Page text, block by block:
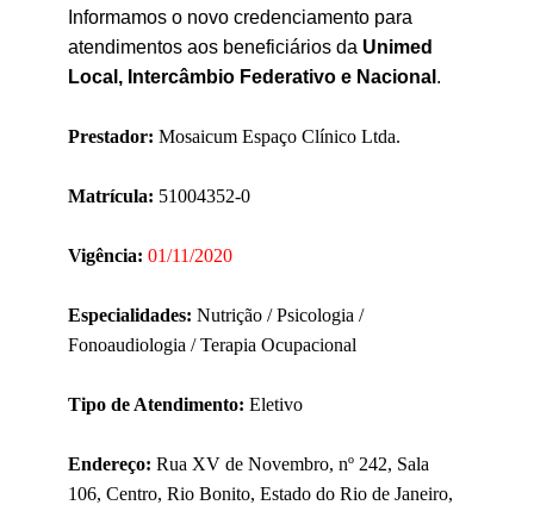
Informamos o novo credenciamento para
atendimentos aos beneficiários da Unimed
Local, Intercâmbio Federativo e Nacional .
Prestador: Mosaicum Espaço Clínico Ltda.
Matrícula: 51004352-0
Vigência: 01/11/2020
Especialidades: Nutrição / Psicologia /
Fonoaudiologia / Terapia Ocupacional
Tipo de Atendimento: Eletivo
Endereço: Rua XV de Novembro, nº 242, Sala
106, Centro, Rio Bonito, Estado do Rio de Janeiro,